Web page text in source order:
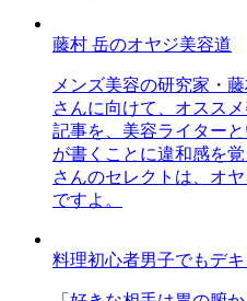
藤村 岳のオヤジ美容道
メンズ美容の研究家・
さんに向けて、オスス
記事を、美容ライター
が書くことに違和感を
さんのセレクトは、オ
ですよ。
料理初心者男子でもデ